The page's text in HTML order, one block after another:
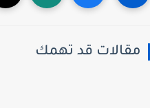
قد تهمك